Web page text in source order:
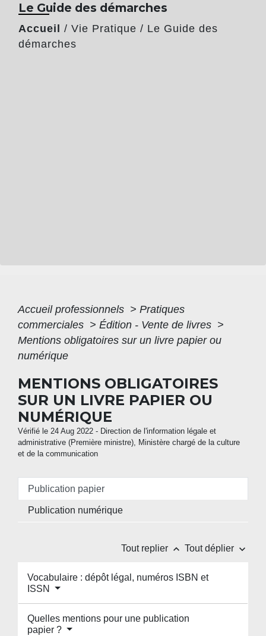
Le Guide des démarches
Accueil / Vie Pratique / Le Guide des
démarches
Accueil professionnels > Pratiques
commerciales > Édition - Vente de livres >
Mentions obligatoires sur un livre papier ou
numérique
MENTIONS OBLIGATOIRES
SUR UN LIVRE PAPIER OU
NUMÉRIQUE
Vérifié le 24 Aug 2022 - Direction de l'information légale et
administrative (Première ministre), Ministère chargé de la culture
et de la communication
Publication papier
Publication numérique
Tout replier keyboard_arrow_up Tout déplier keyboard_arrow_down
Vocabulaire : dépôt légal, numéros ISBN et
ISSN
Quelles mentions pour une publication
papier ?